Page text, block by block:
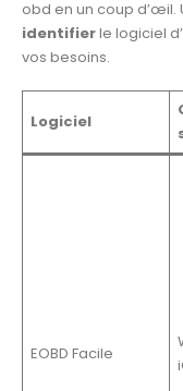
obd en un coup d’œil.
identifierle logiciel
vos besoins.
Logiciel
EOBD Facile